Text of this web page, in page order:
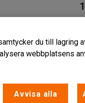
du till lagring
webbplatsens
Avvisa alla